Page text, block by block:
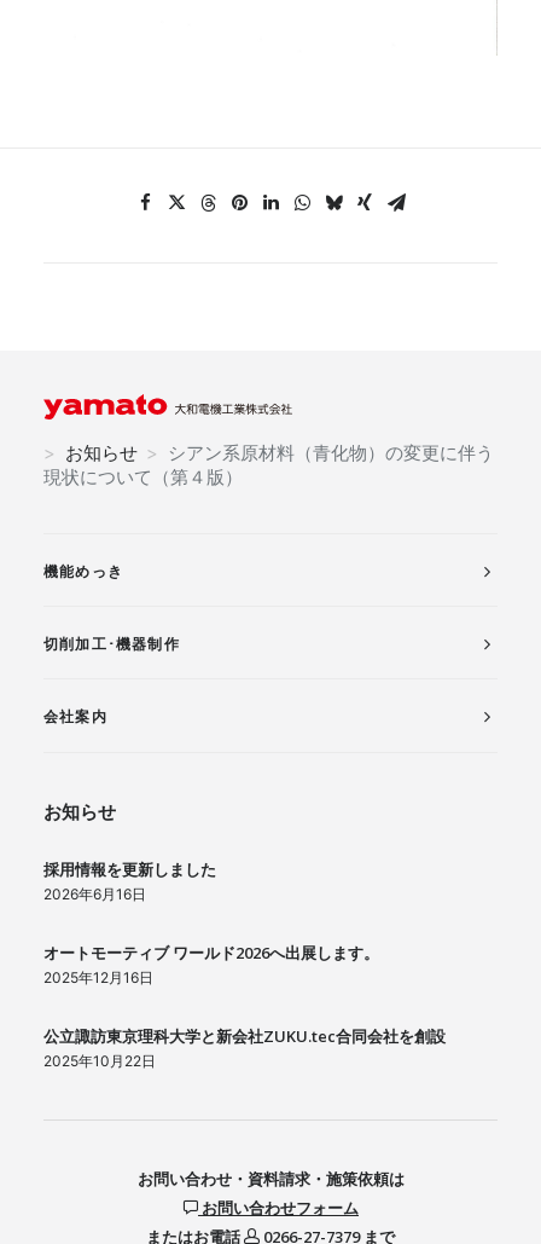
> お知らせ >
シアン系原材料（青化物）の変更に伴う
現状について（第４版）
機能めっき
切削加工･機器制作
会社案内
お知らせ
採用情報を更新しました
2026年6月16日
オートモーティブ ワールド2026へ出展します。
2025年12月16日
公立諏訪東京理科大学と新会社ZUKU.tec合同会社を創設
2025年10月22日
お問い合わせ・資料請求・施策依頼は
お問い合わせフォーム
またはお電話
0266-27-7379まで